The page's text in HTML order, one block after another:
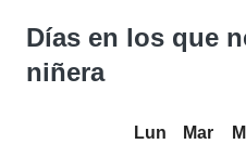
Días en los que
niñera
Lun Mar